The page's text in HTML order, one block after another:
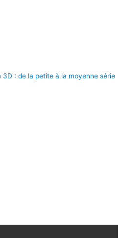
: de la petite à la moyenne série